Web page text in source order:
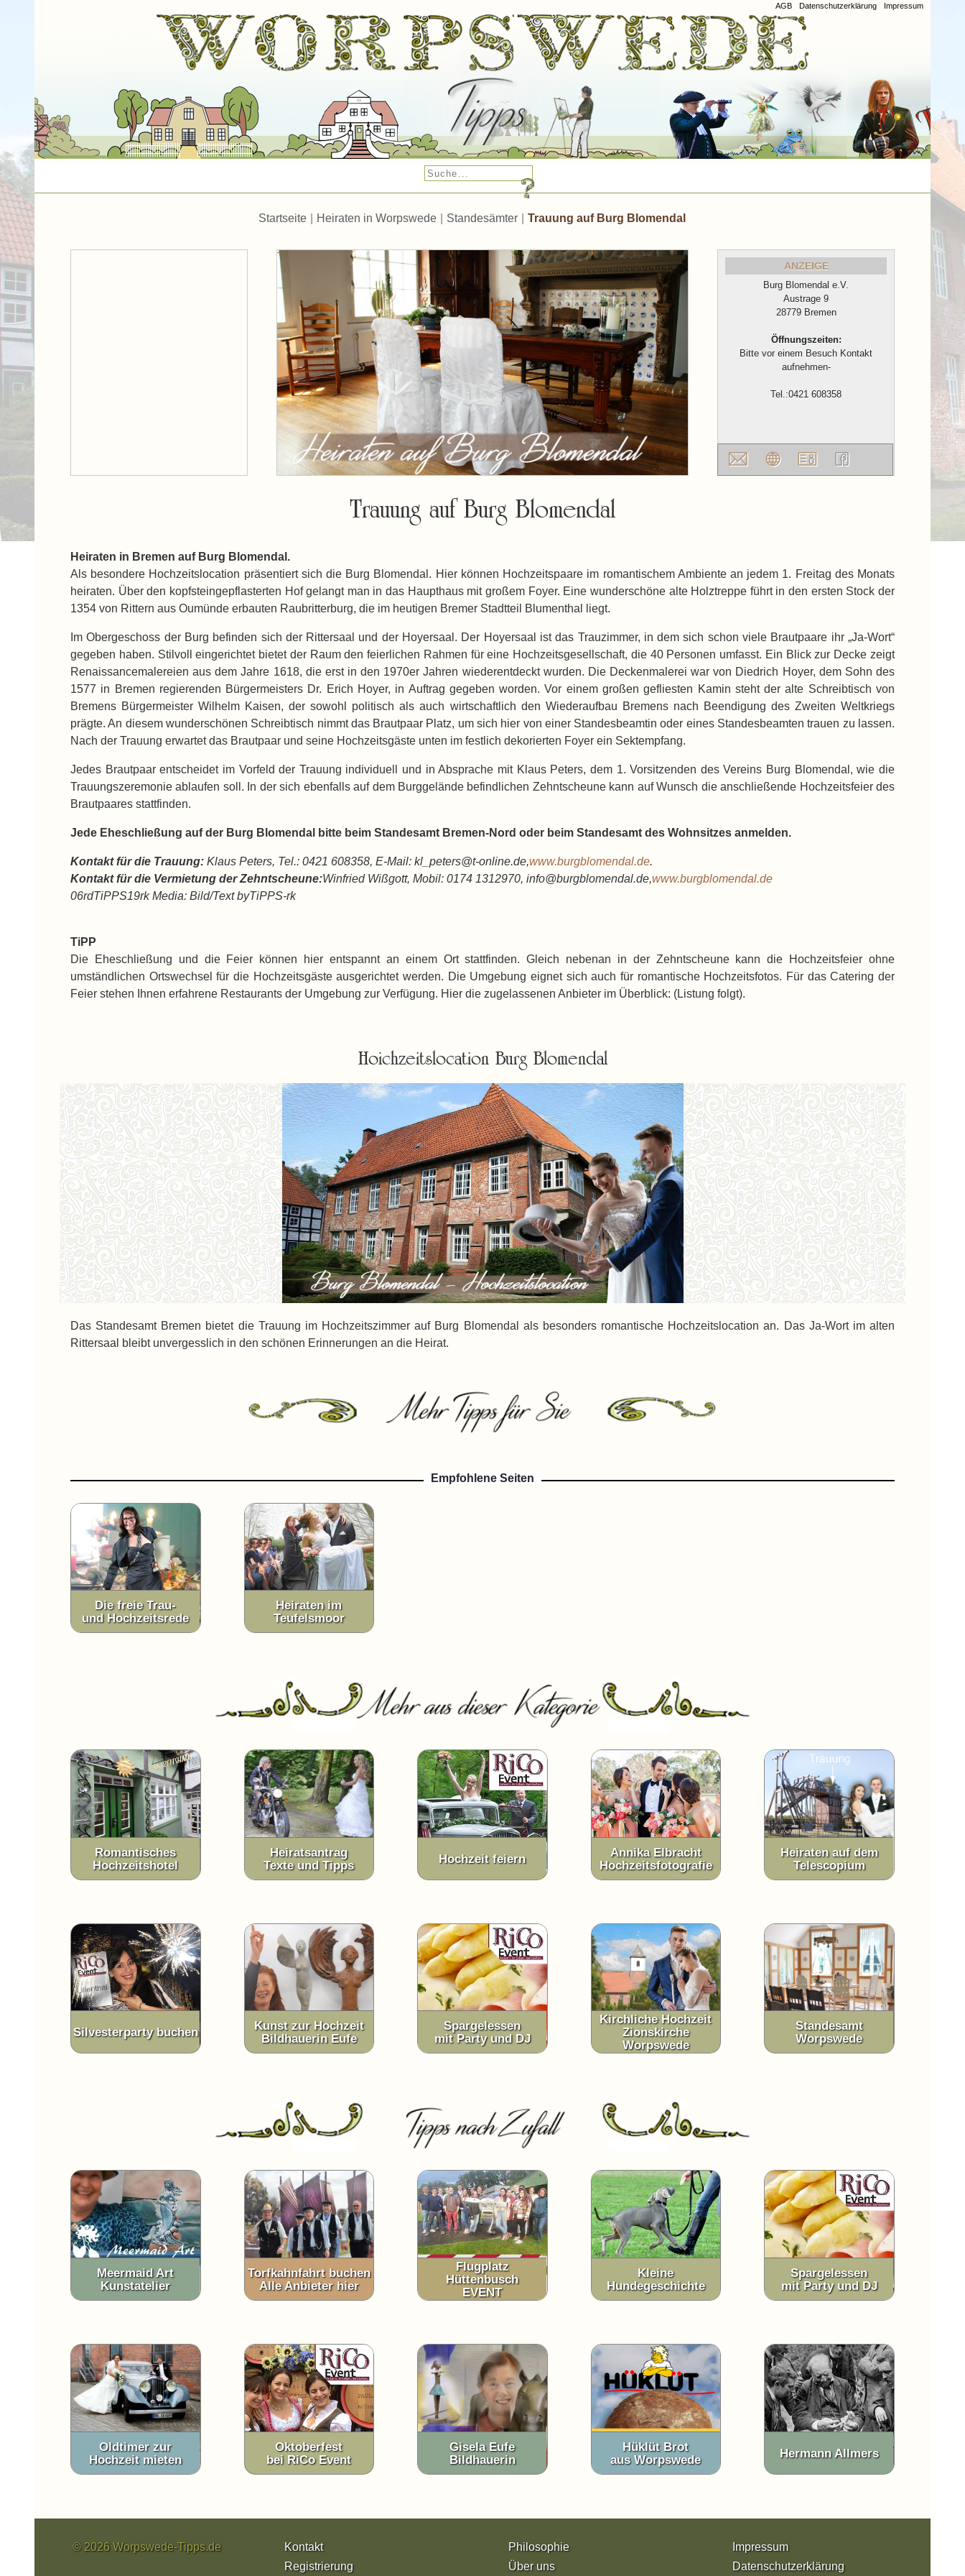
Impressum
Datenschutzerklärung
AGB
Startseite Heiraten in Worpswede Standesämter Trauung auf Burg Blomendal
ANZEIGE
Burg Blomendal e.V.
Austrage 9
28779 Bremen
Öffnungszeiten:
Bitte vor einem Besuch Kontakt
aufnehmen-
Tel.:0421 608358
Trauung auf Burg Blomendal
Heiraten in Bremen auf Burg Blomendal.
Als besondere Hochzeitslocation präsentiert sich die Burg Blomendal. Hier können Hochzeitspaare im romantischem Ambiente an jedem 1. Freitag des Monats
heiraten. Über den kopfsteingepflasterten Hof gelangt man in das Haupthaus mit großem Foyer. Eine wunderschöne alte Holztreppe führt in den ersten Stock der
1354 von Rittern aus Oumünde erbauten Raubritterburg, die im heutigen Bremer Stadtteil Blumenthal liegt.
Im Obergeschoss der Burg befinden sich der Rittersaal und der Hoyersaal. Der Hoyersaal ist das Trauzimmer, in dem sich schon viele Brautpaare ihr „Ja-Wort“
gegeben haben. Stilvoll eingerichtet bietet der Raum den feierlichen Rahmen für eine Hochzeitsgesellschaft, die 40 Personen umfasst. Ein Blick zur Decke zeigt
Renaissancemalereien aus dem Jahre 1618, die erst in den 1970er Jahren wiederentdeckt wurden. Die Deckenmalerei war von Diedrich Hoyer, dem Sohn des
1577 in Bremen regierenden Bürgermeisters Dr. Erich Hoyer, in Auftrag gegeben worden. Vor einem großen gefliesten Kamin steht der alte Schreibtisch von
Bremens Bürgermeister Wilhelm Kaisen, der sowohl politisch als auch wirtschaftlich den Wiederaufbau Bremens nach Beendigung des Zweiten Weltkriegs
prägte. An diesem wunderschönen Schreibtisch nimmt das Brautpaar Platz, um sich hier von einer Standesbeamtin oder eines Standesbeamten trauen zu lassen.
Nach der Trauung erwartet das Brautpaar und seine Hochzeitsgäste unten im festlich dekorierten Foyer ein Sektempfang.
Jedes Brautpaar entscheidet im Vorfeld der Trauung individuell und in Absprache mit Klaus Peters, dem 1. Vorsitzenden des Vereins Burg Blomendal, wie die
Trauungszeremonie ablaufen soll. In der sich ebenfalls auf dem Burggelände befindlichen Zehntscheune kann auf Wunsch die anschließende Hochzeitsfeier des
Brautpaares stattfinden.
Jede Eheschließung auf der Burg Blomendal bitte beim Standesamt Bremen-Nord oder beim Standesamt des Wohnsitzes anmelden.
Kontakt für die Trauung: Klaus Peters, Tel.: 0421 608358, E-Mail: kl_peters@t-online.de,www.burgblomendal.de.
Kontakt für die Vermietung der Zehntscheune:Winfried Wißgott, Mobil: 0174 1312970, info@burgblomendal.de,www.burgblomendal.de
06rdTiPPS19rk Media: Bild/Text byTiPPS-rk
TiPP
Die Eheschließung und die Feier können hier entspannt an einem Ort stattfinden. Gleich nebenan in der Zehntscheune kann die Hochzeitsfeier ohne
umständlichen Ortswechsel für die Hochzeitsgäste ausgerichtet werden. Die Umgebung eignet sich auch für romantische Hochzeitsfotos. Für das Catering der
Feier stehen Ihnen erfahrene Restaurants der Umgebung zur Verfügung. Hier die zugelassenen Anbieter im Überblick: (Listung folgt).
Hoichzeitslocation Burg Blomendal
Das Standesamt Bremen bietet die Trauung im Hochzeitszimmer auf Burg Blomendal als besonders romantische Hochzeitslocation an. Das Ja-Wort im alten
Rittersaal bleibt unvergesslich in den schönen Erinnerungen an die Heirat.
Empfohlene Seiten
Die freie Trau-
und Hochzeitsrede
Heiraten im
Teufelsmoor
Romantisches
Hochzeitshotel
Heiratsantrag
Texte und Tipps
Hochzeit feiern
Annika Elbracht
Hochzeitsfotografie
Heiraten auf dem
Telescopium
Silvesterparty buchen
Kunst zur Hochzeit
Bildhauerin Eufe
Spargelessen
mit Party und DJ
Kirchliche Hochzeit
Zionskirche
Worpswede
Standesamt
Worpswede
Meermaid Art
Kunstatelier
Torfkahnfahrt buchen
Alle Anbieter hier
Flugplatz
Hüttenbusch
EVENT
Kleine
Hundegeschichte
Spargelessen
mit Party und DJ
Oldtimer zur
Hochzeit mieten
Oktoberfest
bei RiCo Event
Gisela Eufe
Bildhauerin
Hüklüt Brot
aus Worpswede
Hermann Allmers
© 2026 Worpswede-Tipps.de
Kontakt
Registrierung
Philosophie
Über uns
Impressum
Datenschutzerklärung